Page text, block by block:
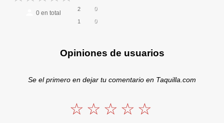
0en total
2 0
1 0
Opiniones de usuarios
Se el primero en dejar tu comentario en Taquilla.com